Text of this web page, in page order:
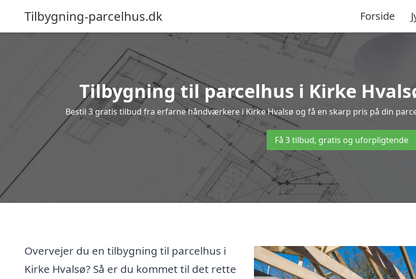
Tilbygning-parcelhus.dk Forside
Tilbygning til parcelhus i Kirke
Bestil 3 gratis tilbud fra erfarne håndværkere i Kirke Hvalsø og få en skarp pris på din
Få 3 tilbud, gratis og uforpligtende
Overvejer du en tilbygning til parcelhus i
Kirke Hvalsø? Så er du kommet til det rette